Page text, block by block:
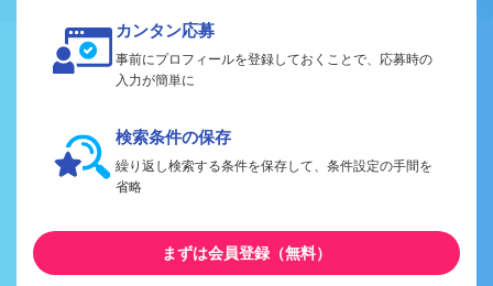
カンタン応募
事前にプロフィールを登録しておくことで、応募時の
入力が簡単に
検索条件の保存
繰り返し検索する条件を保存して、条件設定の手間を
省略
まずは会員登録（無料）